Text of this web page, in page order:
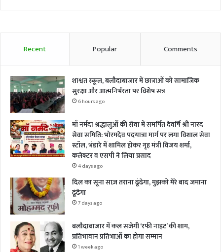
Recent Popular Comments
शाश्वत स्कूल, बलौदाबाजार में छात्राओं को सामाजिक
सुरक्षा और आत्मनिर्भरता पर विशेष सत्र
6 hours ago
माँ नर्मदा श्रद्धालुओं की सेवा में समर्पित देवर्षि श्री नारद
सेवा समिति: भोरमदेव पदयात्रा मार्ग पर लगा विशाल सेवा
स्टॉल, भंडारे में शामिल होकर गृह मंत्री विजय शर्मा,
कलेक्टर व एसपी ने लिया प्रसाद
4 days ago
दिल का सूना साज़ तराना ढूंढेगा, मुझको मेरे बाद जमाना
ढूंढेगा
7 days ago
बलौदाबाजार में कल सजेगी ‘रफी नाइट’ की शाम,
प्रतिभावान प्रतिभाओं का होगा सम्मान
1 week ago